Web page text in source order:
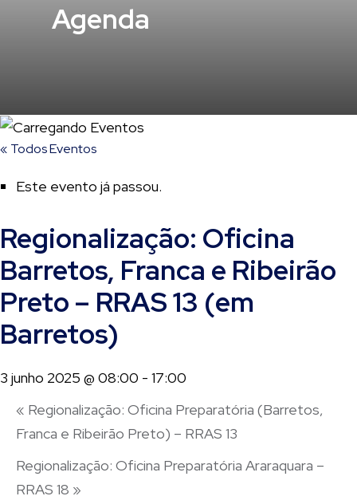
Agenda
« Todos Eventos
Este evento já passou.
Regionalização: Oficina
Barretos, Franca e Ribeirão
Preto – RRAS 13 (em
Barretos)
3 junho 2025 @ 08:00 - 17:00
« Regionalização: Oficina Preparatória (Barretos,
Franca e Ribeirão Preto) – RRAS 13
Regionalização: Oficina Preparatória Araraquara –
RRAS 18 »